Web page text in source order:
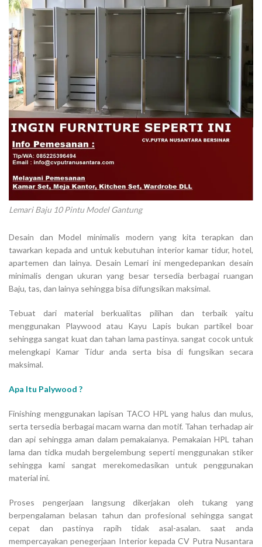
Lemari Baju 10 Pintu Model Gantung
Desain dan Model minimalis modern yang kita terapkan dan
tawarkan kepada and untuk kebutuhan interior kamar tidur, hotel,
apartemen dan lainya. Desain Lemari ini mengedepankan desain
minimalis dengan ukuran yang besar tersedia berbagai ruangan
Baju, tas, dan lainya sehingga bisa difungsikan maksimal.
Tebuat dari material berkualitas pilihan dan terbaik yaitu
menggunakan Playwood atau Kayu Lapis bukan partikel boar
sehingga sangat kuat dan tahan lama pastinya. sangat cocok untuk
melengkapi Kamar Tidur anda serta bisa di fungsikan secara
maksimal.
Apa Itu Palywood ?
Finishing menggunakan lapisan TACO HPL yang halus dan mulus,
serta tersedia berbagai macam warna dan motif. Tahan terhadap air
dan api sehingga aman dalam pemakaianya. Pemakaian HPL tahan
lama dan tidka mudah bergelembung seperti menggunakan stiker
sehingga kami sangat merekomedasikan untuk penggunakan
material ini.
Proses pengerjaan langsung dikerjakan oleh tukang yang
berpengalaman belasan tahun dan profesional sehingga sangat
cepat dan pastinya rapih tidak asal-asalan. saat anda
mempercayakan penegerjaan Interior kepada CV Putra Nusantara